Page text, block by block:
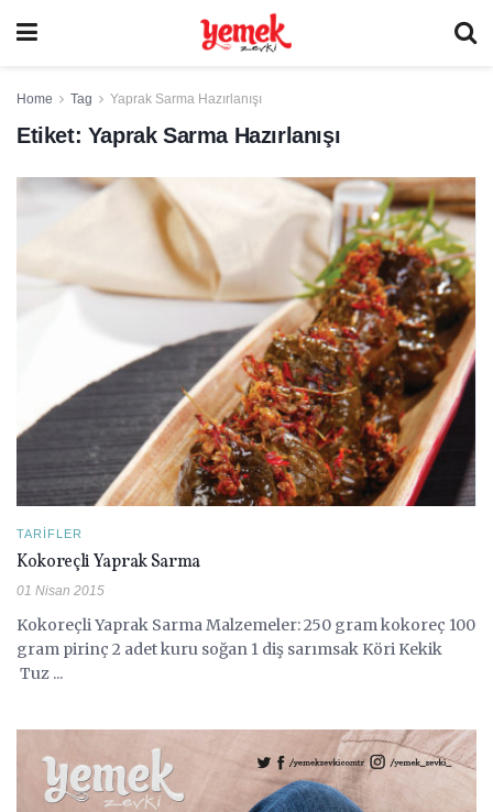
Home Tag Yaprak Sarma Hazırlanışı
Etiket: Yaprak Sarma Hazırlanışı
TARIFLER
Kokoreçli Yaprak Sarma
01 Nisan 2015
Kokoreçli Yaprak Sarma Malzemeler: 250 gram kokoreç 100
gram pirinç 2 adet kuru soğan 1 diş sarımsak Köri Kekik
Tuz ...